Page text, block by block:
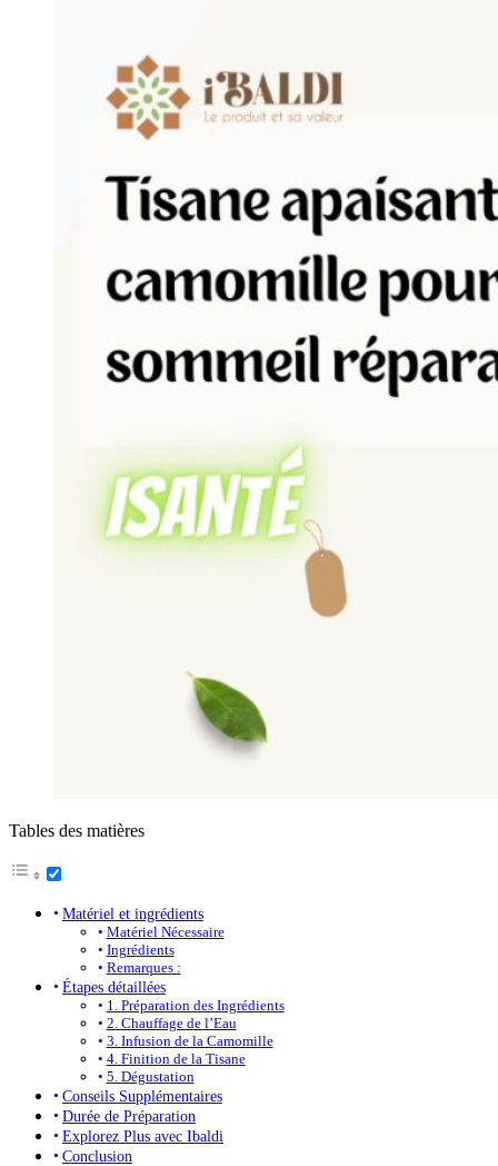
Tables des matières
Matériel et ingrédients
Matériel Nécessaire
Ingrédients
Remarques :
Étapes détaillées
1. Préparation des Ingrédients
2. Chauffage de l’Eau
3. Infusion de la Camomille
4. Finition de la Tisane
5. Dégustation
Conseils Supplémentaires
Durée de Préparation
Explorez Plus avec Ibaldi
Conclusion